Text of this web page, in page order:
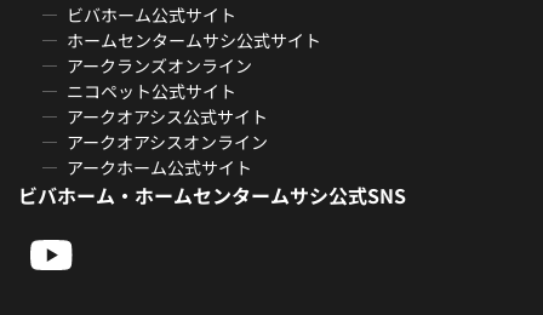
ビバホーム公式サイト
ホームセンタームサシ公式サイト
アークランズオンライン
ニコペット公式サイト
アークオアシス公式サイト
アークオアシスオンライン
アークホーム公式サイト
ビバホーム・ホームセンタームサシ公式SNS